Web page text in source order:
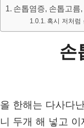
손톱염증, 손톱고름
혹시 저처럼
손
올 한해는 다사다
니 두개 해 넣고